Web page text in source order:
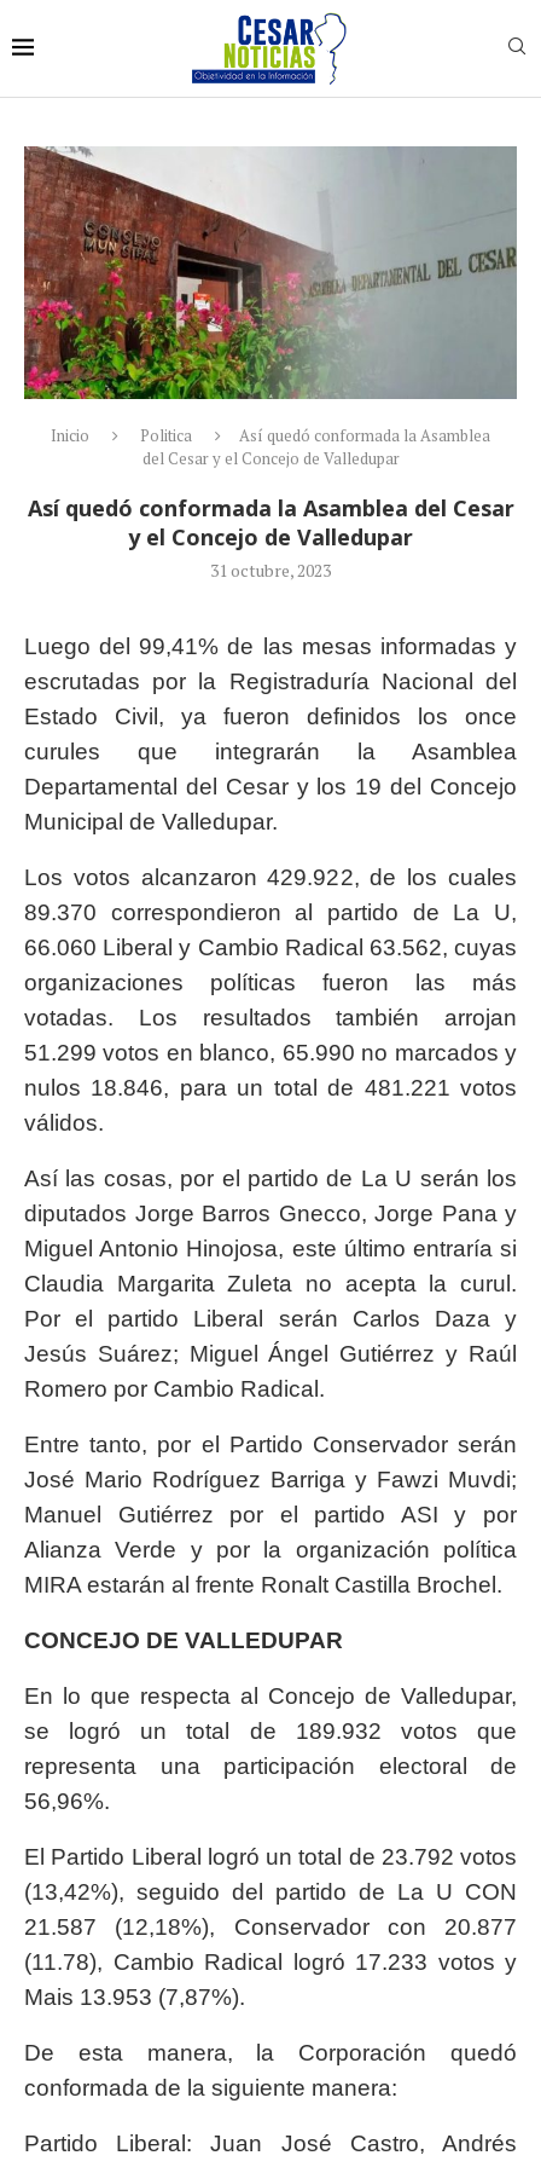
Inicio Politica
Así quedó conformada la Asamblea
del Cesar y el Concejo de Valledupar
Así quedó conformada la Asamblea del Cesar
y el Concejo de Valledupar
31 octubre, 2023
Luego del 99,41% de las mesas informadas y
escrutadas por la Registraduría Nacional del
Estado Civil, ya fueron definidos los once
curules que integrarán la Asamblea
Departamental del Cesar y los 19 del Concejo
Municipal de Valledupar.
Los votos alcanzaron 429.922, de los cuales
89.370 correspondieron al partido de La U,
66.060 Liberal y Cambio Radical 63.562, cuyas
organizaciones políticas fueron las más
votadas. Los resultados también arrojan
51.299 votos en blanco, 65.990 no marcados y
nulos 18.846, para un total de 481.221 votos
válidos.
Así las cosas, por el partido de La U serán los
diputados Jorge Barros Gnecco, Jorge Pana y
Miguel Antonio Hinojosa, este último entraría si
Claudia Margarita Zuleta no acepta la curul.
Por el partido Liberal serán Carlos Daza y
Jesús Suárez; Miguel Ángel Gutiérrez y Raúl
Romero por Cambio Radical.
Entre tanto, por el Partido Conservador serán
José Mario Rodríguez Barriga y Fawzi Muvdi;
Manuel Gutiérrez por el partido ASI y por
Alianza Verde y por la organización política
MIRA estarán al frente Ronalt Castilla Brochel.
CONCEJO DE VALLEDUPAR
En lo que respecta al Concejo de Valledupar,
se logró un total de 189.932 votos que
representa una participación electoral de
56,96%.
El Partido Liberal logró un total de 23.792 votos
(13,42%), seguido del partido de La U CON
21.587 (12,18%), Conservador con 20.877
(11.78), Cambio Radical logró 17.233 votos y
Mais 13.953 (7,87%).
De esta manera, la Corporación quedó
conformada de la siguiente manera:
Partido Liberal: Juan José Castro, Andrés